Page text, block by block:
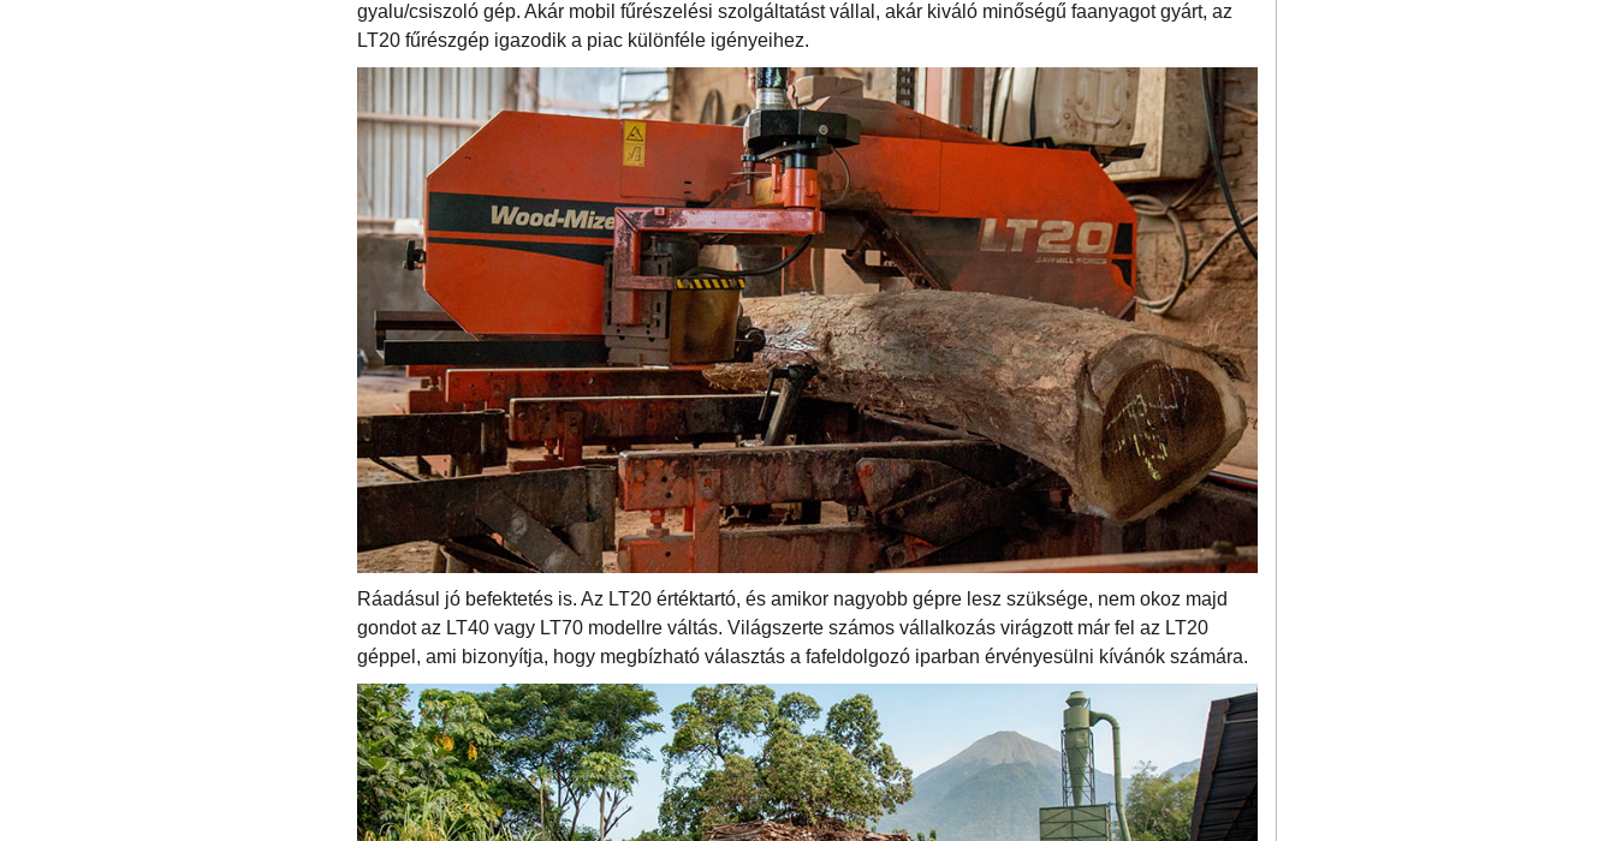
gyalu/csiszoló gép. Akár mobil fűrészelési szolgáltatást vállal, akár kiváló minőségű faanyagot gyárt, az
LT20 fűrészgép igazodik a piac különféle igényeihez.
Ráadásul jó befektetés is. Az LT20 értéktartó, és amikor nagyobb gépre lesz szüksége, nem okoz majd
gondot az LT40 vagy LT70 modellre váltás. Világszerte számos vállalkozás virágzott már fel az LT20
géppel, ami bizonyítja, hogy megbízható választás a fafeldolgozó iparban érvényesülni kívánók számára.